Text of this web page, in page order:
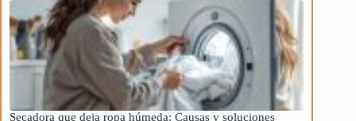
Secadora que deja ropa húmeda: Causas y soluciones